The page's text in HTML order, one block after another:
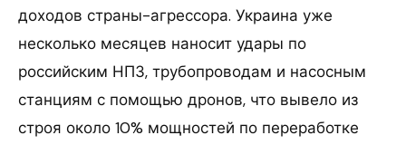
доходов страны-агрессора. Украина уже
несколько месяцев наносит удары по
российским НПЗ, трубопроводам и насосным
станциям с помощью дронов, что вывело из
строя около 10% мощностей по переработке